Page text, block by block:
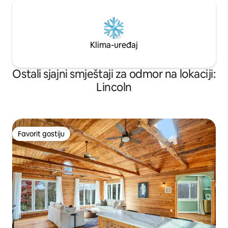
Klima-uređaj
Ostali sjajni smještaji za odmor na lokaciji:
Lincoln
Favorit gostiju
Favorit gostiju